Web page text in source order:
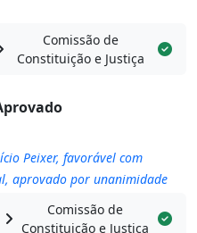
Comissão de
Constituição e Justiça
Peixer, favorável com
aprovado por unanimidade
Comissão de
Constituição e Justiça